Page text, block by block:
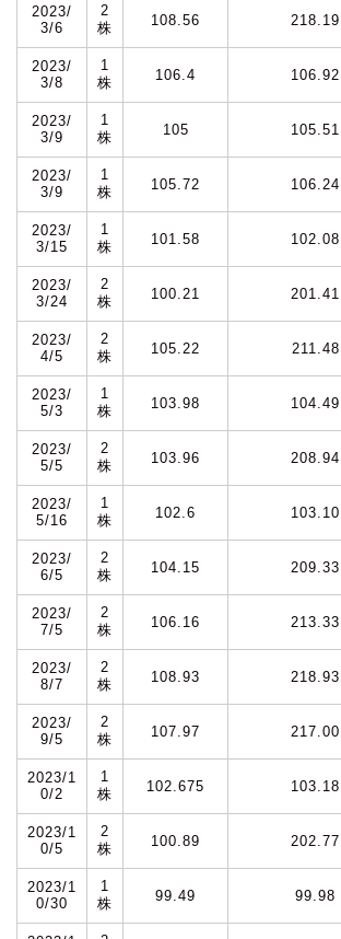
2023/
3/6
2
株
108.56 218.19
2023/
3/8
1
株
106.4 106.92
2023/
3/9
1
株
105 105.51
2023/
3/9
1
株
105.72 106.24
2023/
3/15
1
株
101.58 102.08
2023/
3/24
2
株
100.21 201.41
2023/
4/5
2
株
105.22 211.48
2023/
5/3
1
株
103.98 104.49
2023/
5/5
2
株
103.96 208.94
2023/
5/16
1
株
102.6 103.10
2023/
6/5
2
株
104.15 209.33
2023/
7/5
2
株
106.16 213.33
2023/
8/7
2
株
108.93 218.93
2023/
9/5
2
株
107.97 217.00
2023/1
0/2
1
株
102.675 103.18
2023/1
0/5
2
株
100.89 202.77
2023/1
0/30
1
株
99.49 99.98